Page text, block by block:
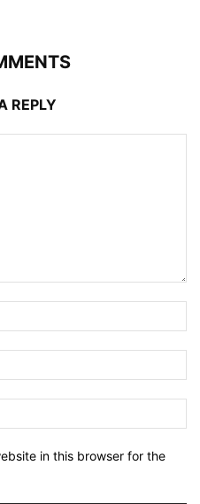
REPLY
in this browser for the